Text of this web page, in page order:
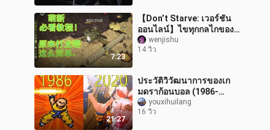
7:23
【Don’t Starve: เวอร์ชัน
ออนไลน์】ไขทุกกลไกของ
แมลงมังกร พร้อมบทสอนวิธี
จัดการแมลงมังกร!
wenjishu
14 วิว
21:27
ประวัติวิวัฒนาการของเก
มดราก้อนบอล (1986-
2018)youxihuilang
16 วิว